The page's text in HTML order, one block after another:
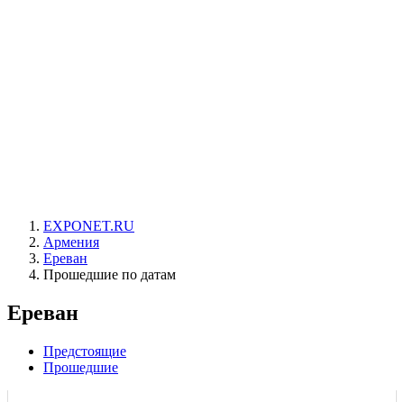
EXPONET.RU
Армения
Ереван
Прошедшие по датам
Ереван
Предстоящие
Прошедшие